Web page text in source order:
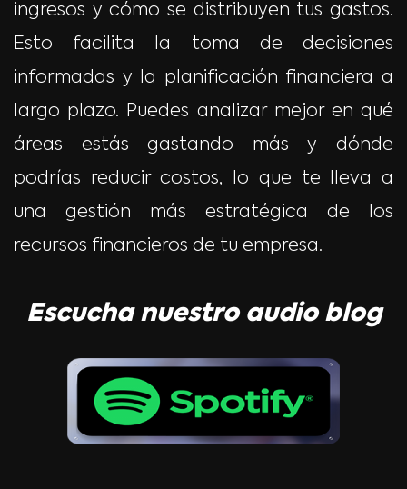
ingresos y cómo se distribuyen tus gastos.
Esto facilita la toma de decisiones
informadas y la planificación financiera a
largo plazo. Puedes analizar mejor en qué
áreas estás gastando más y dónde
podrías reducir costos, lo que te lleva a
una gestión más estratégica de los
recursos financieros de tu empresa.
Escucha nuestro audio blog